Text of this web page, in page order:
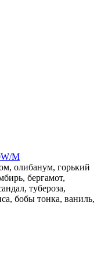
M
олибанум, горький
бергамот,
тубероза,
бобы тонка, ваниль,